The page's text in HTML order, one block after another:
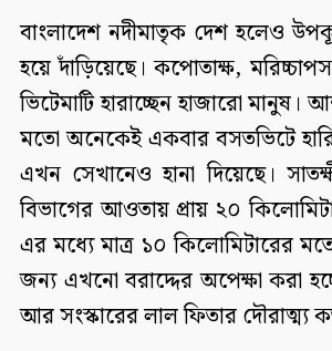
বাংলাদেশ নদীমাতৃক দেশ হলেও
হয়ে দাঁড়িয়েছে। কপোতাক্ষ,
ভিটেমাটি হারাচ্ছেন হাজারো
মতো অনেকেই একবার বসতভিটে
এখন সেখানেও হানা দিয়েছে।
বিভাগের আওতায় প্রায় ২০
এর মধ্যে মাত্র ১০ কিলোমিটারের
জন্য এখনো বরাদ্দের অপেক্ষা করা
আর সংস্কারের লাল ফিতার